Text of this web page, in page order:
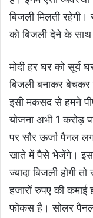
बिजली मिलती
को बिजली देने के साथ
मोदी हर घर को सूर्य
बिजली बनाकर बेचकर
इसी मकसद से हमने
योजना अभी 1 करोड़
पर सौर ऊर्जा पैनल
खाते में पैसे भेजेंगे।
ज्यादा बिजली होगी
हजारों रुपए की कमाई
फोकस है। सोलर